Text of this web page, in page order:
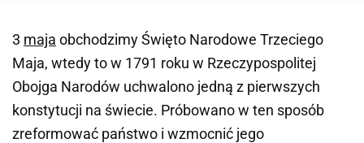
3 maja obchodzimy Święto Narodowe Trzeciego
Maja, wtedy to w 1791 roku w Rzeczypospolitej
Obojga Narodów uchwalono jedną z pierwszych
konstytucji na świecie. Próbowano w ten sposób
zreformować państwo i wzmocnić jego